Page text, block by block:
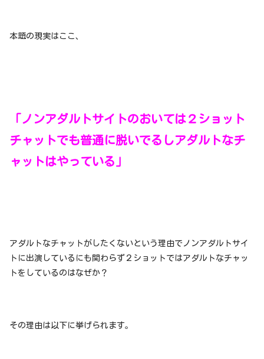
本題の現実はここ、
「ノンアダルトサイトのおいては２ショット
チャットでも普通に脱いでるしアダルトなチ
ャットはやっている」
アダルトなチャットがしたくないという理由でノンアダルトサイ
トに出演しているにも関わらず２ショットではアダルトなチャッ
トをしているのはなぜか？
その理由は以下に挙げられます。